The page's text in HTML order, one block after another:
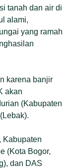
tanah dan air di
alami,
yang ramah
karena banjir
akan
(Kabupaten
Kabupaten
(Kota Bogor,
dan DAS